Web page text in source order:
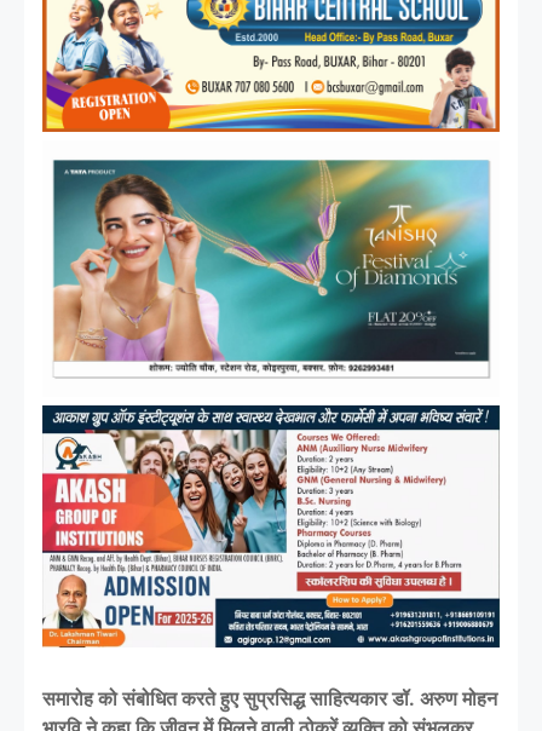
समारोह को संबोधित करते हुए सुप्रसिद्ध साहित्यकार डॉ. अरुण मोहन